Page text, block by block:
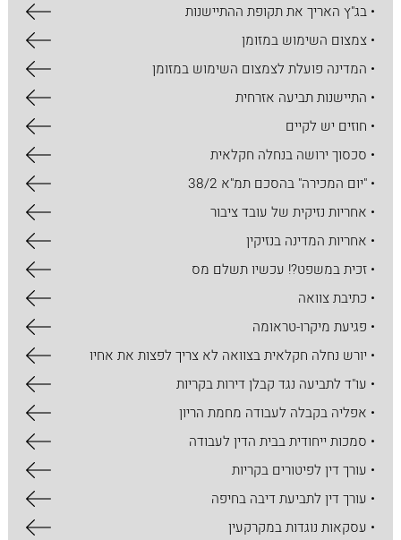
• בג"ץ האריך את תקופת ההתיישנות
• צמצום השימוש במזומן
• המדינה פועלת לצמצום השימוש במזומן
• התיישנות תביעה אזרחית
• חוזים יש לקיים
• סכסוך ירושה בנחלה חקלאית
• "יום המכירה" בהסכם תמ"א 38/2
• אחריות נזיקית של עובד ציבור
• אחריות המדינה בנזיקין
• זכית במשפט?! עכשיו תשלם מס
• כתיבת צוואה
• פגיעת מיקרו-טראומה
• יורש נחלה חקלאית בצוואה לא צריך לפצות את אחיו
• עו"ד לתביעה נגד קבלן דירות בקריות
• אפליה בקבלה לעבודה מחמת הריון
• סמכות ייחודית בבית הדין לעבודה
• עורך דין לפיטורים בקריות
• עורך דין לתביעת דיבה בחיפה
• עסקאות נוגדות במקרקעין